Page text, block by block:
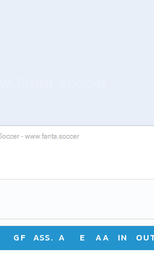
GF ASS. A E AA IN OUT